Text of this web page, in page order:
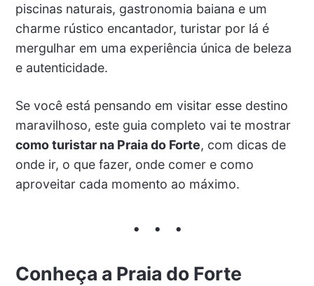
piscinas naturais, gastronomia baiana e um
charme rústico encantador, turistar por lá é
mergulhar em uma experiência única de beleza
e autenticidade.
Se você está pensando em visitar esse destino
maravilhoso, este guia completo vai te mostrar
como turistar na Praia do Forte, com dicas de
onde ir, o que fazer, onde comer e como
aproveitar cada momento ao máximo.
Conheça a Praia do Forte